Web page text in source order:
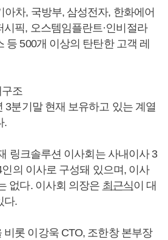
아차, 국방부, 삼성전자, 한화에어
픽, 오스템임플란트·인비절라
등 500개 이상의 탄탄한 고객 레
조
3분기말 현재 보유하고 있는 계열
.
링크솔루션 이사회는 사내이사 3
의 이사로 구성돼 있으며, 이사
없다. 이사회 의장은 최근식이 대
다.
비롯 이강욱 CTO, 조한창 본부장